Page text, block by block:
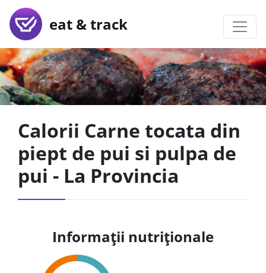
eat & track
Calorii Carne tocata din
piept de pui si pulpa de
pui - La Provincia
Informații nutriționale